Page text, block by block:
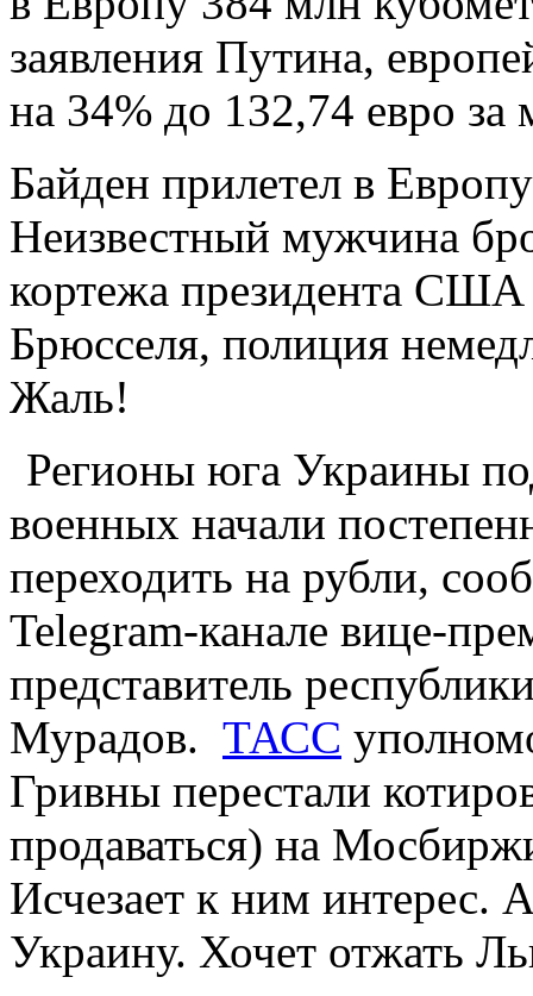
заявления Путина,
на 34% до 132,74 евро за
Байден прилетел в
Неизвестный мужчина
кортежа президента
Брюсселя, полиция
Жаль!
Регионы юга Украины
военных начали
переходить на рубли,
Telegram-канале вице-
представитель
Мурадов. ТАСС
Гривны перестали
продаваться) на
Исчезает к ним интерес.
Украину. Хочет отжать